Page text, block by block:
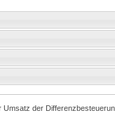
der